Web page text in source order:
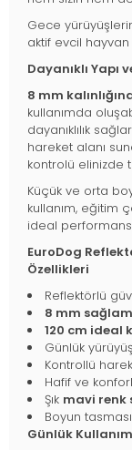
Gece
aktif evcil
Dayanıklı Yapı
8 mm
kullanımda
dayanıklılık
hareket alanı
kontrolü elinizde
Küçük ve orta
kullanım, eğitim
ideal
EuroDog
Özellikleri
Reflektörlü
8 mm sağlam
120 cm ideal
Günlük
Kontrollü
Hafif ve
Şık mavi renk
Boyun
Günlük